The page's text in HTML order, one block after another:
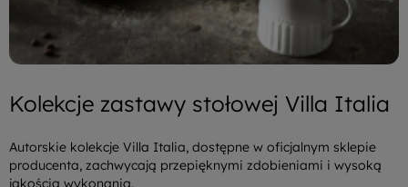
Kolekcje zastawy stołowej Villa Italia
Autorskie kolekcje Villa Italia, dostępne w oficjalnym sklepie
producenta, zachwycają przepięknymi zdobieniami i wysoką
jakością wykonania.